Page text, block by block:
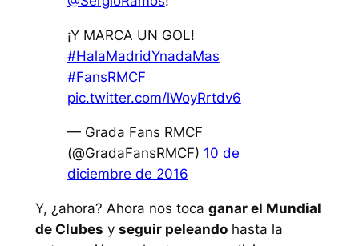
¡Y MARCA UN GOL!
#HalaMadridYnadaMas
#FansRMCF
pic.twitter.com/lWoyRrtdv6
— Grada Fans RMCF
(@GradaFansRMCF) 10 de
diciembre de 2016
Y, ¿ahora? Ahora nos toca ganar el Mundial
de Clubes y seguir peleandohasta la